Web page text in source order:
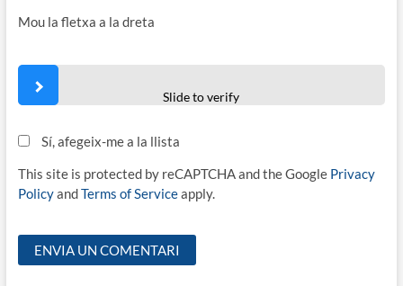
Mou la fletxa a la dreta
Slide to verify
Sí, afegeix-me a la llista
This site is protected by reCAPTCHA and the Google Privacy
PolicyandTerms of Serviceapply.